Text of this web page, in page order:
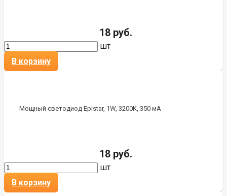
18 руб.
шт
В корзину
Мощный светодиод Epistar, 1W, 3200K, 350 мА
18 руб.
шт
В корзину